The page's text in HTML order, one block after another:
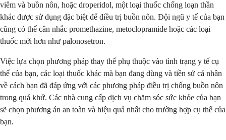
viêm và buồn nôn, hoặc droperidol, một loại thuốc chống loạn thần
khác được sử dụng đặc biệt để điều trị buồn nôn. Đội ngũ y tế của bạn
cũng có thể cân nhắc promethazine, metoclopramide hoặc các loại
thuốc mới hơn như palonosetron.
Việc lựa chọn phương pháp thay thế phụ thuộc vào tình trạng y tế cụ
thể của bạn, các loại thuốc khác mà bạn đang dùng và tiền sử cá nhân
về cách bạn đã đáp ứng với các phương pháp điều trị chống buồn nôn
trong quá khứ. Các nhà cung cấp dịch vụ chăm sóc sức khỏe của bạn
sẽ chọn phương án an toàn và hiệu quả nhất cho trường hợp cụ thể của
bạn.